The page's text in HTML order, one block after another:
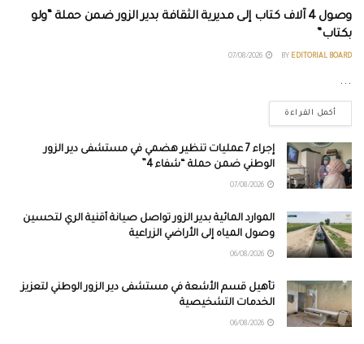
وصول 4 آلاف كتاب إلى مديرية الثقافة بدير الزور ضمن حملة “ولو
بكتاب”
BY EDITORIAL BOARD
...
أكمل القراءة
إجراء 7 عمليات تنظير هضمي في مستشفى دير الزور
الوطني ضمن حملة “شفاء 4”
الموارد المائية بدير الزور تواصل صيانة أقنية الري لتحسين
وصول المياه إلى الأراضي الزراعية
تأهيل قسم الأشعة في مستشفى دير الزور الوطني لتعزيز
الخدمات التشخيصية